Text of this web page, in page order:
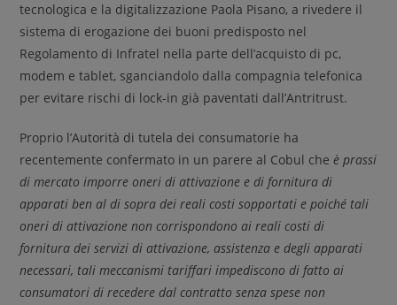
tecnologica e la digitalizzazione Paola Pisano, a rivedere il
sistema di erogazione dei buoni predisposto nel
Regolamento di Infratel nella parte dell’acquisto di pc,
modem e tablet, sganciandolo dalla compagnia telefonica
per evitare rischi di lock-in già paventati dall’Antritrust.
Proprio l’Autorità di tutela dei consumatorie ha
recentemente confermato in un parere al Cobul cheè prassi
di mercato imporre oneri di attivazione e di fornitura di
apparati ben al di sopra dei reali costi sopportati e poiché tali
oneri di attivazione non corrispondono ai reali costi di
fornitura dei servizi di attivazione, assistenza e degli apparati
necessari, tali meccanismi tariffari impediscono di fatto ai
consumatori di recedere dal contratto senza spese non